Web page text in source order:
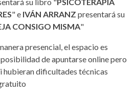
" e IVÁN ARRANZ presentará su
CONSIGO MISMA"
presencial, el espacio es
de apuntarse online pero
hubieran dificultades técnicas